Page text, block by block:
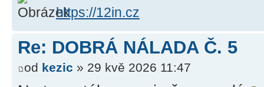
https://12in.cz
Re: DOBRÁ NÁLADA Č. 5
od kezic » 29 kvě 2026 11:47